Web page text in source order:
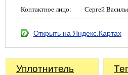
Контактное лицо: Сергей
Открыть на Яндекс.Картах
Уплотнитель